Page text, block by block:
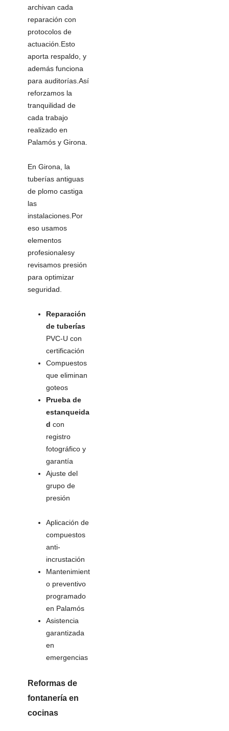
archivan cada
reparación con
protocolos de
actuación.Esto
aporta respaldo, y
además funciona
para auditorías.Así
reforzamos la
tranquilidad de
cada trabajo
realizado en
Palamós y Girona.
En Girona, la
tuberías antiguas
de plomo castiga
las
instalaciones.Por
eso usamos
elementos
profesionalesy
revisamos presión
para optimizar
seguridad.
Reparación
de tuberías
PVC-U con
certificación
Compuestos
que eliminan
goteos
Prueba de
estanqueida
d con
registro
fotográfico y
garantía
Ajuste del
grupo de
presión
Aplicación de
compuestos
anti-
incrustación
Mantenimient
o preventivo
programado
en Palamós
Asistencia
garantizada
en
emergencias
Reformas de
fontanería en
cocinas